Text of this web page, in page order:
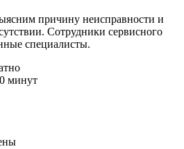
причину неисправности и
Сотрудники сервисного
специалисты.
минут